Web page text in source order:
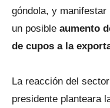
góndola, y
un posible aumento
de cupos a la
La reacción del
presidente planteara